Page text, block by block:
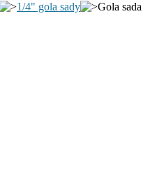
1/4" gola sady
Gola sada